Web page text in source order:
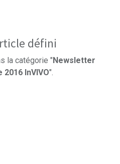
défini
la catégorie " Newsletter
2016 InVIVO".